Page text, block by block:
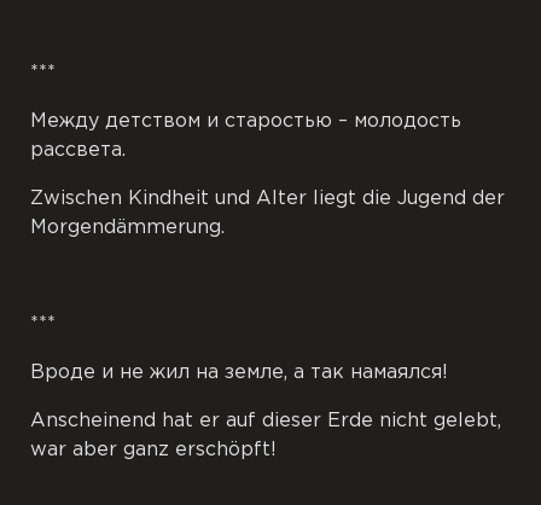
***
Между детством и старостью – молодость
рассвета.
Zwischen Kindheit und Alter liegt die Jugend der
Morgendämmerung.
***
Вроде и не жил на земле, а так намаялся!
Anscheinend hat er auf dieser Erde nicht gelebt,
war aber ganz erschöpft!